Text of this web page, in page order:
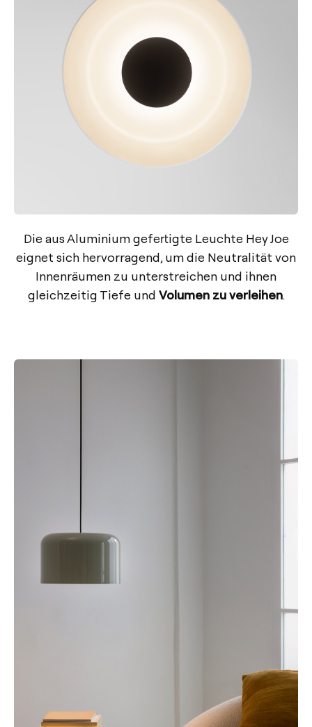
Die aus Aluminium gefertigte Leuchte Hey Joe
eignet sich hervorragend, um die Neutralität von
Innenräumen zu unterstreichen und ihnen
gleichzeitig Tiefe und Volumen zu verleihen.